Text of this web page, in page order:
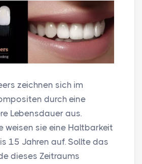
zeichnen sich im
durch eine
Lebensdauer aus.
weisen sie eine Haltbarkeit
15 Jahren auf. Sollte das
dieses Zeitraums